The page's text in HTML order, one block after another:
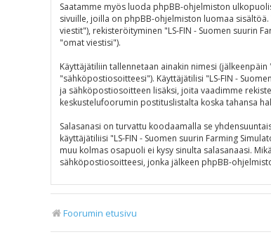
Saatamme myös luoda phpBB-ohjelmiston
sivuille, joilla on phpBB-ohjelmiston luomaa
viestit"), rekisteröityminen "LS-FIN - Suomen suurin
"omat viestisi").
Käyttäjätiliin tallennetaan ainakin nimesi
"sähköpostiosoitteesi"). Käyttäjätilisi "LS-FIN -
ja sähköpostiosoitteen lisäksi, joita vaadimme
keskustelufoorumin postituslistalta koska tahansa
Salasanasi on turvattu koodaamalla se
käyttäjätiliisi "LS-FIN - Suomen suurin Farming
muu kolmas osapuoli ei kysy sinulta salasanaasi.
sähköpostiosoitteesi, jonka jälkeen phpBB-
Foorumin etusivu